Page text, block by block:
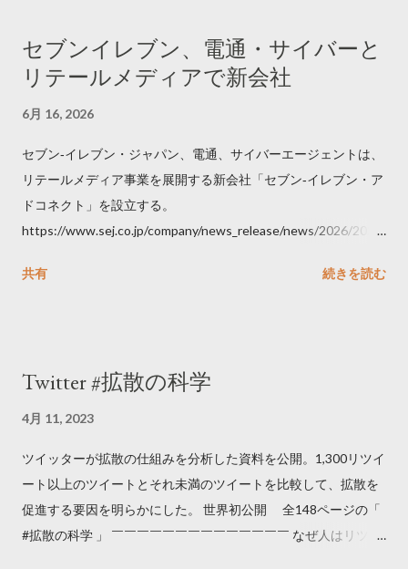
セブンイレブン、電通・サイバーと
リテールメディアで新会社
6月 16, 2026
セブン‐イレブン・ジャパン、電通、サイバーエージェントは、
リテールメディア事業を展開する新会社「セブン‐イレブン・ア
ドコネクト」を設立する。
https://www.sej.co.jp/company/news_release/news/2026/2026
共有
続きを読む
Twitter #拡散の科学
4月 11, 2023
ツイッターが拡散の仕組みを分析した資料を公開。1,300リツイ
ート以上のツイートとそれ未満のツイートを比較して、拡散を
促進する要因を明らかにした。 世界初公開 全148ページの「
#拡散の科学 」 ￣￣￣￣￣￣￣￣￣￣￣￣￣￣ なぜ人はリツイ